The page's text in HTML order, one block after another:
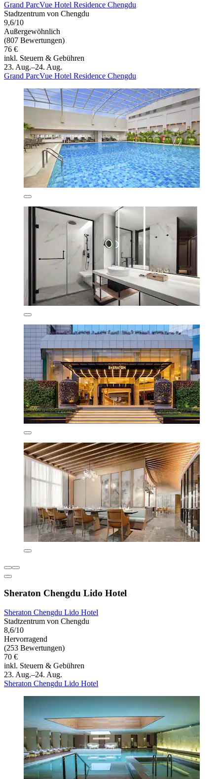
Grand ParcVue Hotel Residence Chengdu
Stadtzentrum von Chengdu
9,6/10
Außergewöhnlich
(807 Bewertungen)
76 €
inkl. Steuern & Gebühren
23. Aug.–24. Aug.
Grand ParcVue Hotel Residence Chengdu
Sheraton Chengdu Lido Hotel
Sheraton Chengdu Lido Hotel
Stadtzentrum von Chengdu
8,6/10
Hervorragend
(253 Bewertungen)
70 €
inkl. Steuern & Gebühren
23. Aug.–24. Aug.
Sheraton Chengdu Lido Hotel